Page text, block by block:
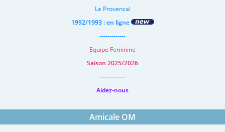
Le Provencal
1992/1993 : en ligne
-------------
Equipe Feminine
Saison 2025/2026
-------------
Aidez-nous
Amicale OM